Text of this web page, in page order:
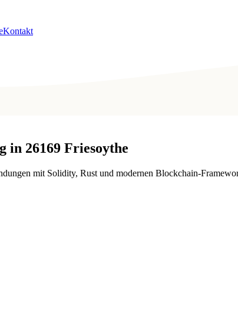
Kontakt
in 26169 Friesoythe
mit Solidity, Rust und modernen Blockchain-